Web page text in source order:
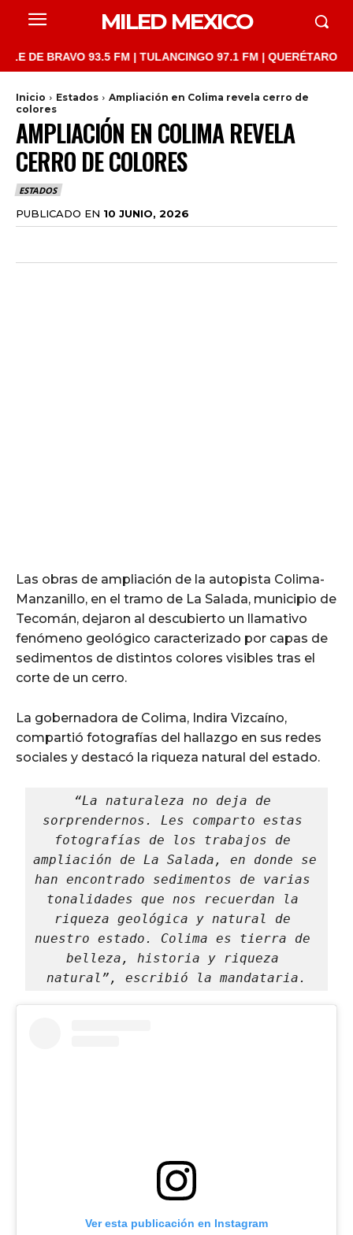
MILED MEXICO
BRAVO 93.5 FM | TULANCINGO 97.1 FM | QUERÉTARO
Inicio Estados
Ampliación en Colima revela cerro de
colores
AMPLIACIÓN EN COLIMA REVELA
CERRO DE COLORES
ESTADOS
PUBLICADO EN 10 JUNIO, 2026
Las obras de ampliación de la autopista Colima-
Manzanillo, en el tramo de La Salada, municipio de
Tecomán, dejaron al descubierto un llamativo
fenómeno geológico caracterizado por capas de
sedimentos de distintos colores visibles tras el
corte de un cerro.
La gobernadora de Colima, Indira Vizcaíno,
compartió fotografías del hallazgo en sus redes
sociales y destacó la riqueza natural del estado.
“La naturaleza no deja de
sorprendernos. Les comparto estas
fotografías de los trabajos de
ampliación de La Salada, en donde se
han encontrado sedimentos de varias
tonalidades que nos recuerdan la
riqueza geológica y natural de
nuestro estado. Colima es tierra de
belleza, historia y riqueza
natural”, escribió la mandataria.
Ver esta publicación en Instagram